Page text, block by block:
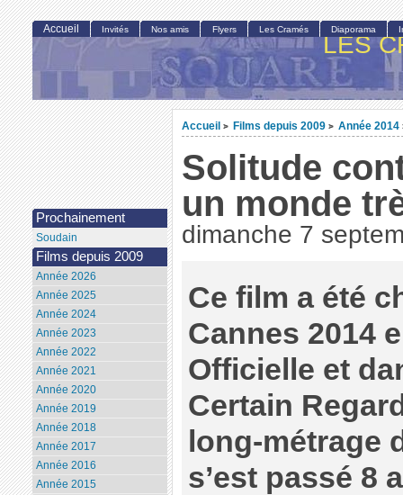
LES
Accueil > Films depuis 2009 > Année 2014
Solitude
un monde
dimanche 7
Ce film a été
Cannes 2014
Officielle et
Certain
long-métrage
s’est passé 8
Accueil Invités Nos amis Flyers Les Cramés Diaporama
Prochainement
Soudain
Films depuis 2009
Année 2026
Année 2025
Année 2024
Année 2023
Année 2022
Année 2021
Année 2020
Année 2019
Année 2018
Année 2017
Année 2016
Année 2015